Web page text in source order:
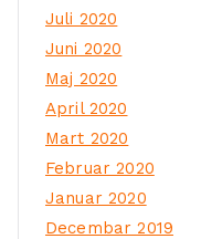
Juli 2020
Juni 2020
Maj 2020
April 2020
Mart 2020
Februar 2020
Januar 2020
Decembar 2019